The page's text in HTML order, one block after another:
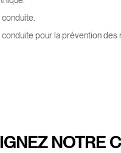
conduite.
pour la prévention
NOTRE